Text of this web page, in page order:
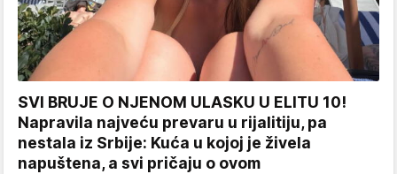
SVI BRUJE O NJENOM ULASKU U ELITU 10!
Napravila najveću prevaru u rijalitiju, pa
nestala iz Srbije: Kuća u kojoj je živela
napuštena, a svi pričaju o ovom